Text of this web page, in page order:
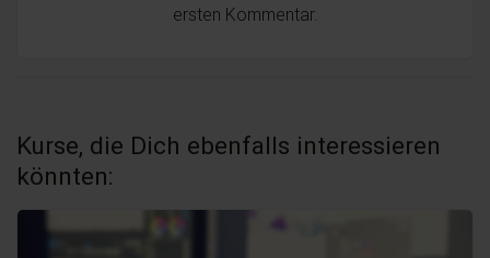
ersten Kommentar.
Kurse, die Dich ebenfalls interessieren
könnten: